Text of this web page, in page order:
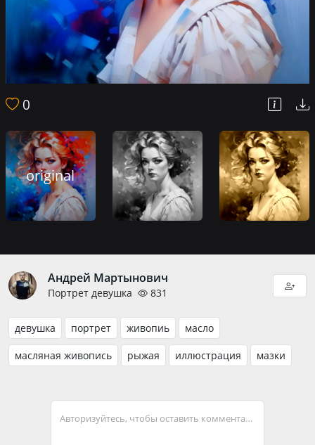
0
original
Андрей Мартынович
Портрет девушка 831
девушка портрет живопиь масло
масляная живопись рыжая иллюстрация мазки
Авторизуйтесь, чтобы оставить комментарий